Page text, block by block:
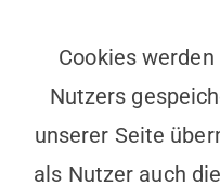
Cookies
Nutzers
unserer Seite
als Nutzer auch